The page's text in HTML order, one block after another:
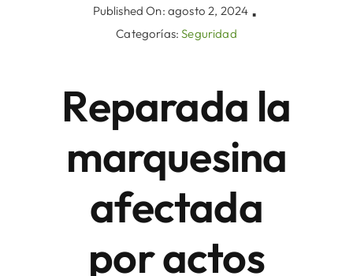
Published On: agosto 2, 2024 ▪
Categorías:Seguridad
Reparada la
marquesina
afectada
por actos